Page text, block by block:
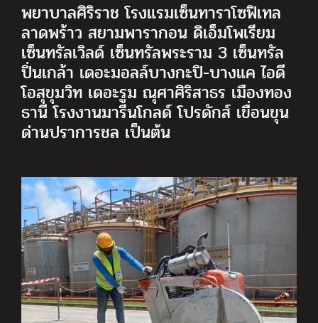
พยาบาลศิริราช โรงแรมเซ็นทาราโซฟิเทล
ลาดพร้าว สยามพารากอน ดิเอ็มโพเรียม
เซ็นทรัลเวิลด์ เซ็นทรัลพระราม 3 เซ็นทรัล
ปิ่นเกล้า เดอะมอลล์บางกะปิ-บางแค ไอดี
โอสุขุมวิท เดอะรูม ณุศาศิริสาธร เมืองทอง
ธานี โรงงานมารีนโกลด์ โปรดักส์ เขื่อนขุน
ด่านปราการชล เป็นต้น